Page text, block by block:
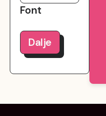
Font
Dalje